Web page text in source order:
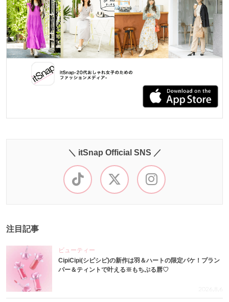
＼ itSnap Official SNS ／
注目記事
ビューティー
CipiCipi(シピシピ)の新作は羽＆ハートの限定パケ！プラン
パー＆ティントで叶える※もちぷる唇♡
2026.8.6